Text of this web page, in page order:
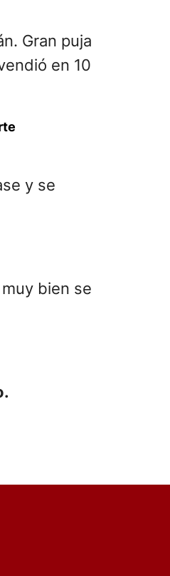
Gran puja
en 10
y se
bien se